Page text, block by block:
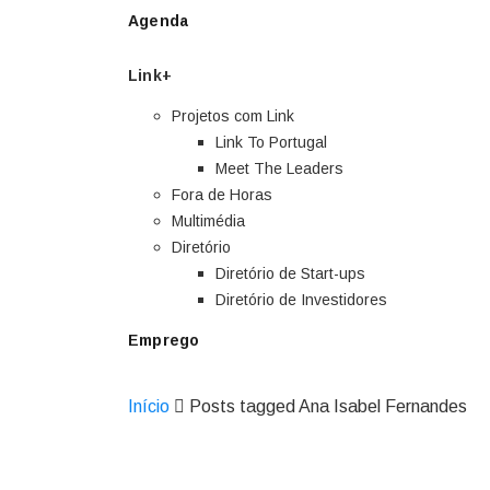
Agenda
Link+
Projetos com Link
Link To Portugal
Meet The Leaders
Fora de Horas
Multimédia
Diretório
Diretório de Start-ups
Diretório de Investidores
Emprego
Início Posts tagged Ana Isabel Fernandes